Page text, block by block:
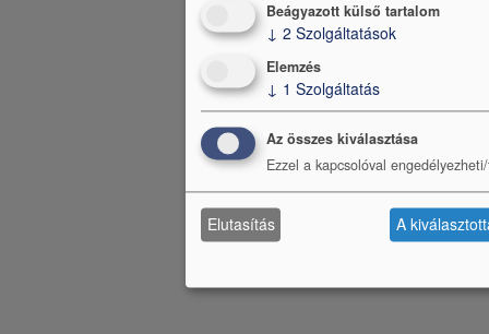
Beágyazott külső tartalom
↓ 2 Szolgáltatások
Elemzés
↓ 1 Szolgáltatás
Az összes kiválasztása
Ezzel a kapcsolóval
Elutasítás A